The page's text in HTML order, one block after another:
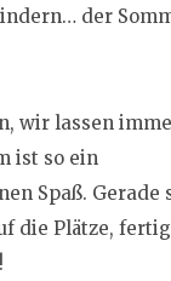
der
wir lassen
ist so ein
Spaß. Gerade
die Plätze,